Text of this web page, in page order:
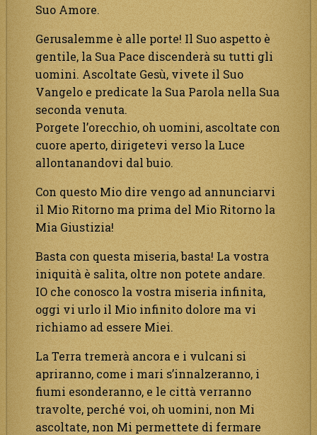
Suo Amore.
Gerusalemme è alle porte! Il Suo aspetto è
gentile, la Sua Pace discenderà su tutti gli
uomini. Ascoltate Gesù, vivete il Suo
Vangelo e predicate la Sua Parola nella Sua
seconda venuta.
Porgete l’orecchio, oh uomini, ascoltate con
cuore aperto, dirigetevi verso la Luce
allontanandovi dal buio.
Con questo Mio dire vengo ad annunciarvi
il Mio Ritorno ma prima del Mio Ritorno la
Mia Giustizia!
Basta con questa miseria, basta! La vostra
iniquità è salita, oltre non potete andare.
IO che conosco la vostra miseria infinita,
oggi vi urlo il Mio infinito dolore ma vi
richiamo ad essere Miei.
La Terra tremerà ancora e i vulcani si
apriranno, come i mari s’innalzeranno, i
fiumi esonderanno, e le città verranno
travolte, perché voi, oh uomini, non Mi
ascoltate, non Mi permettete di fermare